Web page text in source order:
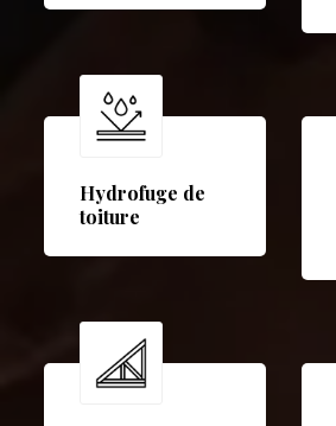
Hydrofuge de
toiture